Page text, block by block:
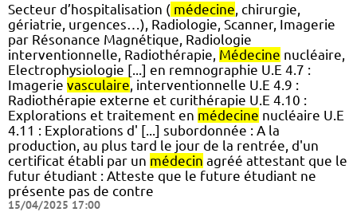
Secteur d’hospitalisation ( médecine , chirurgie,
gériatrie, urgences…), Radiologie, Scanner, Imagerie
par Résonance Magnétique, Radiologie
interventionnelle, Radiothérapie, Médecine nucléaire,
Electrophysiologie [...] en remnographie U.E 4.7 :
Imagerie vasculaire , interventionnelle U.E 4.9 :
Radiothérapie externe et curithérapie U.E 4.10 :
Explorations et traitement en médecine nucléaire U.E
4.11 : Explorations d' [...] subordonnée : A la
production, au plus tard le jour de la rentrée, d'un
certificat établi par un médecin agréé attestant que le
futur étudiant : Atteste que le future étudiant ne
présente pas de contre
15/04/2025 17:00